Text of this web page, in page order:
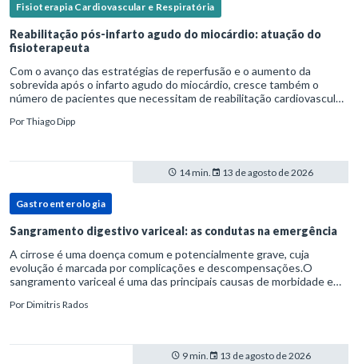
Fisioterapia Cardiovascular e Respiratória
Reabilitação pós-infarto agudo do miocárdio: atuação do
fisioterapeuta
Com o avanço das estratégias de reperfusão e o aumento da
sobrevida após o infarto agudo do miocárdio, cresce também o
número de pacientes que necessitam de reabilitação cardiovascular
PorThiago Dipp
14 min. 13 de agosto de 2026
Gastroenterologia
Sangramento digestivo variceal: as condutas na emergência
A cirrose é uma doença comum e potencialmente grave, cuja
evolução é marcada por complicações e descompensações.O
sangramento variceal é uma das principais causas de morbidade e
hipertensão port
PorDimitris Rados
9 min. 13 de agosto de 2026